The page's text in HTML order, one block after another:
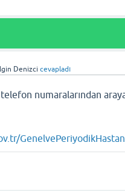
Denizci cevapladı
numaralarından